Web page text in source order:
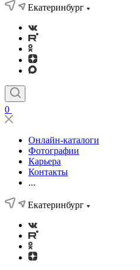
Екатеринбург
0
Онлайн-каталоги
Фотографии
Карьера
Контакты
...
Екатеринбург